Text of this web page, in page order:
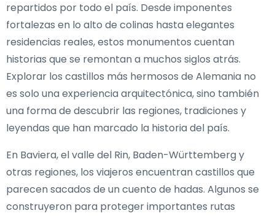
repartidos por todo el país. Desde imponentes
fortalezas en lo alto de colinas hasta elegantes
residencias reales, estos monumentos cuentan
historias que se remontan a muchos siglos atrás.
Explorar los castillos más hermosos de Alemania no
es solo una experiencia arquitectónica, sino también
una forma de descubrir las regiones, tradiciones y
leyendas que han marcado la historia del país.
En Baviera, el valle del Rin, Baden-Württemberg y
otras regiones, los viajeros encuentran castillos que
parecen sacados de un cuento de hadas. Algunos se
construyeron para proteger importantes rutas